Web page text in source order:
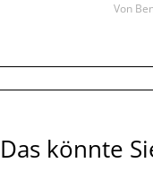
Von
Das könnte